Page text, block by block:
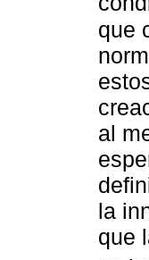
que
al
la
que